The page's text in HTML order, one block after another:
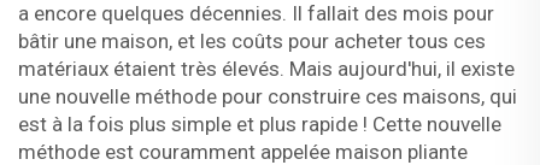
a encore quelques décennies. Il fallait des mois pour
bâtir une maison, et les coûts pour acheter tous ces
matériaux étaient très élevés. Mais aujourd'hui, il existe
une nouvelle méthode pour construire ces maisons, qui
est à la fois plus simple et plus rapide ! Cette nouvelle
méthode est couramment appelée maison pliante